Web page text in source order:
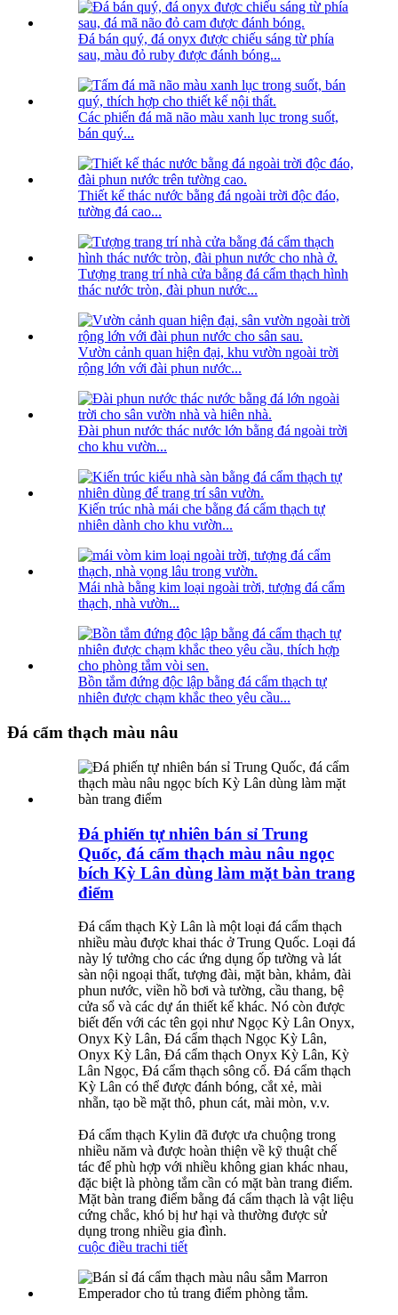
Đá bán quý, đá onyx được chiếu sáng từ phía
sau, màu đỏ ruby ​​được đánh bóng...
Các phiến đá mã não màu xanh lục trong suốt,
bán quý...
Thiết kế thác nước bằng đá ngoài trời độc đáo,
tường đá cao...
Tượng trang trí nhà cửa bằng đá cẩm thạch hình
thác nước tròn, đài phun nước...
Vườn cảnh quan hiện đại, khu vườn ngoài trời
rộng lớn với đài phun nước...
Đài phun nước thác nước lớn bằng đá ngoài trời
cho khu vườn...
Kiến trúc nhà mái che bằng đá cẩm thạch tự
nhiên dành cho khu vườn...
Mái nhà bằng kim loại ngoài trời, tượng đá cẩm
thạch, nhà vườn...
Bồn tắm đứng độc lập bằng đá cẩm thạch tự
nhiên được chạm khắc theo yêu cầu...
Đá cẩm thạch màu nâu
Đá phiến tự nhiên bán sỉ Trung
Quốc, đá cẩm thạch màu nâu ngọc
bích Kỳ Lân dùng làm mặt bàn trang
điểm
Đá cẩm thạch Kỳ Lân là một loại đá cẩm thạch
nhiều màu được khai thác ở Trung Quốc. Loại đá
này lý tưởng cho các ứng dụng ốp tường và lát
sàn nội ngoại thất, tượng đài, mặt bàn, khảm, đài
phun nước, viền hồ bơi và tường, cầu thang, bệ
cửa sổ và các dự án thiết kế khác. Nó còn được
biết đến với các tên gọi như Ngọc Kỳ Lân Onyx,
Onyx Kỳ Lân, Đá cẩm thạch Ngọc Kỳ Lân,
Onyx Kỳ Lân, Đá cẩm thạch Onyx Kỳ Lân, Kỳ
Lân Ngọc, Đá cẩm thạch sông cổ. Đá cẩm thạch
Kỳ Lân có thể được đánh bóng, cắt xẻ, mài
nhẵn, tạo bề mặt thô, phun cát, mài mòn, v.v.
Đá cẩm thạch Kylin đã được ưa chuộng trong
nhiều năm và được hoàn thiện về kỹ thuật chế
tác để phù hợp với nhiều không gian khác nhau,
đặc biệt là phòng tắm cần có mặt bàn trang điểm.
Mặt bàn trang điểm bằng đá cẩm thạch là vật liệu
cứng chắc, khó bị hư hại và thường được sử
dụng trong nhiều gia đình.
cuộc điều trachi tiết